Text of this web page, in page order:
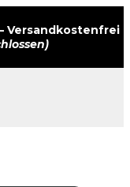
Versandkostenfrei